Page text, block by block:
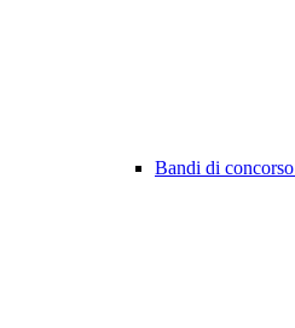
Bandi di concorso